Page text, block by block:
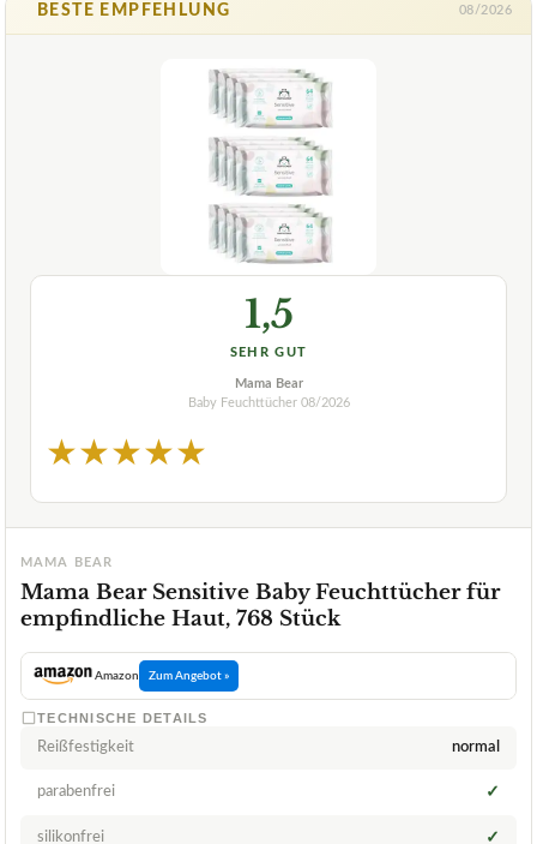
BESTE EMPFEHLUNG 08/2026
1,5
SEHR GUT
Mama Bear
Baby Feuchttücher 08/2026
★★★★★
MAMA BEAR
Mama Bear Sensitive Baby Feuchttücher für
empfindliche Haut, 768 Stück
Amazon Zum Angebot »
TECHNISCHE DETAILS
Reißfestigkeit normal
parabenfrei ✓
silikonfrei ✓